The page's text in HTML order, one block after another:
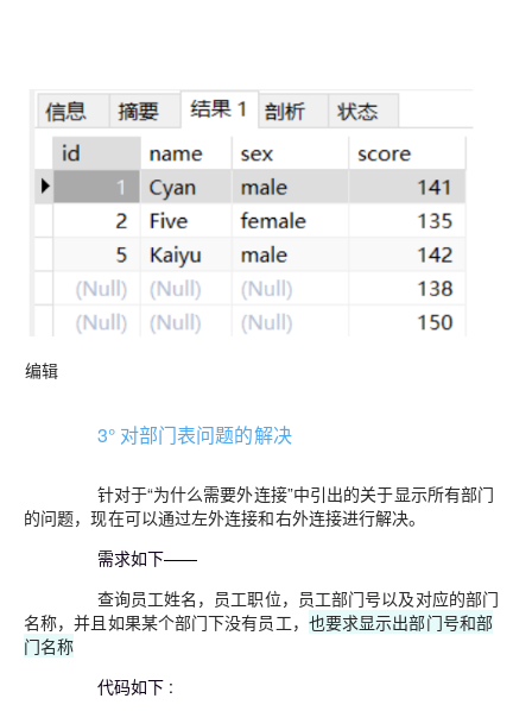
编辑
3° 对部门表问题的解决
针对于“为什么需要外连接”中引出的关于显示所有部门
的问题，现在可以通过左外连接和右外连接进行解决。
需求如下——
查询员工姓名，员工职位，员工部门号以及对应的部门
名称，并且如果某个部门下没有员工， 也要求显示出部门号和部
门名称
代码如下 :